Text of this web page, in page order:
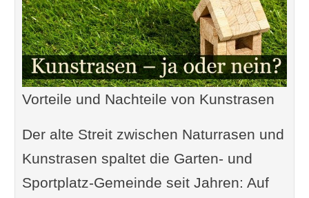
Vorteile und Nachteile von Kunstrasen
Der alte Streit zwischen Naturrasen und
Kunstrasen spaltet die Garten- und
Sportplatz-Gemeinde seit Jahren: Auf